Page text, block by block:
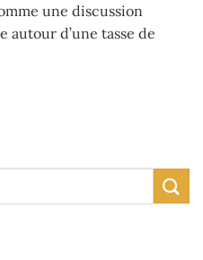
une discussion
autour d’une tasse de